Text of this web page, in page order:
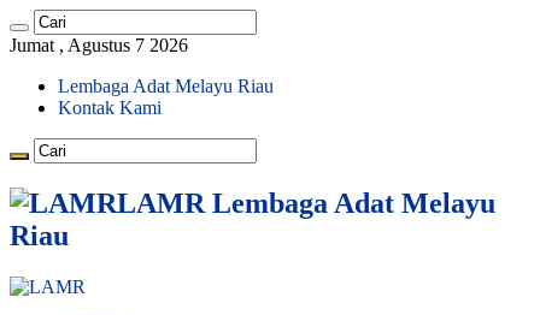
Jumat , Agustus 7 2026
Lembaga Adat Melayu Riau
Kontak Kami
LAMR Lembaga Adat Melayu
Riau